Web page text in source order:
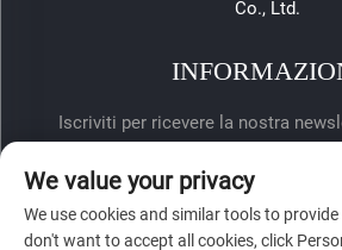
Co., Ltd.
Iscriviti per ricevere la nostra
We value your privacy
We use cookies and similar tools to
don't want to accept all cookies, click